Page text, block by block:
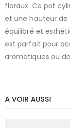
floraux. Ce pot
et une hauteur de
équilibré et
est parfait pour
aromatiques ou
A VOIR AUSSI